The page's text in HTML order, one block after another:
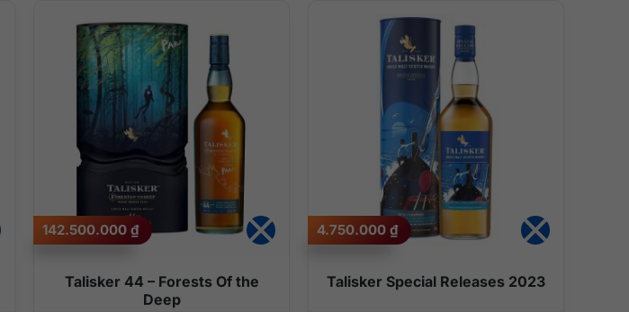
Talisker 44 – Forests Of the
Deep
142.500.000 ₫
Talisker Special Releases 2023
4.750.000 ₫